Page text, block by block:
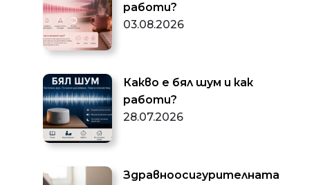
работи?
03.08.2026
Какво е бял шум и как
работи?
28.07.2026
Здравноосигурителната